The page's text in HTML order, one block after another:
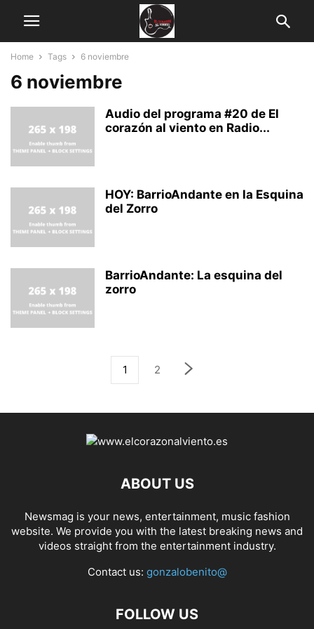
Home Tags 6 noviembre
6 noviembre
Audio del programa #20 de El
corazón al viento en Radio...
HOY: BarrioAndante en la Esquina
del Zorro
BarrioAndante: La esquina del
zorro
1 2
ABOUT US
Newsmag is your news, entertainment, music fashion
website. We provide you with the latest breaking news and
videos straight from the entertainment industry.
Contact us: gonzalobenito@
FOLLOW US